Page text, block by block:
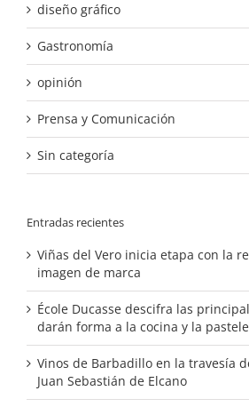
diseño gráfico
Gastronomía
opinión
Prensa y Comunicación
Sin categoría
Entradas recientes
Viñas del Vero inicia etapa con la
imagen de marca
École Ducasse descifra las
darán forma a la cocina y la
Vinos de Barbadillo en la travesía
Juan Sebastián de Elcano